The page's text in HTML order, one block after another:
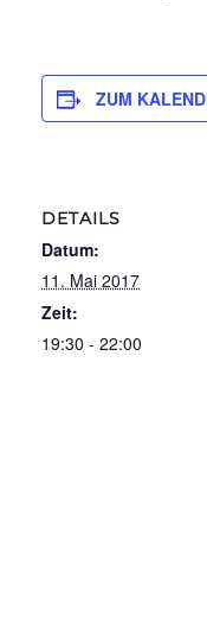
der Vorstandschaft 3.
Kassenbericht 4.
Entlastung der
Delegierte 6. Bericht
Kreistag, Stadtrat und
von den Jusos 7.
Verschiedenes /
Wünsche…
ZUM
DETAILS
Datum:
11. Mai 2017
Zeit:
19:30 - 22:00